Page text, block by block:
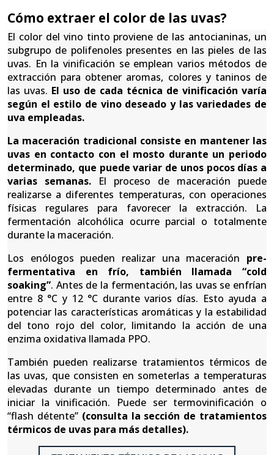
Cómo extraer el color de las uvas?
El color del vino tinto proviene de las antocianinas, un
subgrupo de polifenoles presentes en las pieles de las
uvas. En la vinificación se emplean varios métodos de
extracción para obtener aromas, colores y taninos de
las uvas. El uso de cada técnica de vinificación varía
según el estilo de vino deseado y las variedades de
uva empleadas.
La maceración tradicional consiste en mantener las
uvas en contacto con el mosto durante un periodo
determinado, que puede variar de unos pocos días a
varias semanas. El proceso de maceración puede
realizarse a diferentes temperaturas, con operaciones
físicas regulares para favorecer la extracción. La
fermentación alcohólica ocurre parcial o totalmente
durante la maceración.
Los enólogos pueden realizar una maceración pre-
fermentativa en frío, también llamada “cold
soaking”. Antes de la fermentación, las uvas se enfrían
entre 8 °C y 12 °C durante varios días. Esto ayuda a
potenciar las características aromáticas y la estabilidad
del tono rojo del color, limitando la acción de una
enzima oxidativa llamada PPO.
También pueden realizarse tratamientos térmicos de
las uvas, que consisten en someterlas a temperaturas
elevadas durante un tiempo determinado antes de
iniciar la vinificación. Puede ser termovinificación o
“flash détente” (consulta la sección de tratamientos
térmicos de uvas para más detalles).